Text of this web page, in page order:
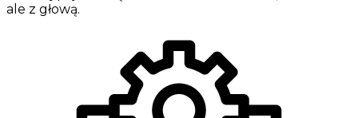
ale z głową.